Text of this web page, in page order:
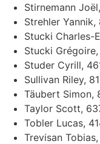
Stirnemann
Strehler
Stucki Charles-
Stucki
Studer Cyrill,
Sullivan Riley,
Täubert Simon,
Taylor Scott,
Tobler Lucas,
Trevisan